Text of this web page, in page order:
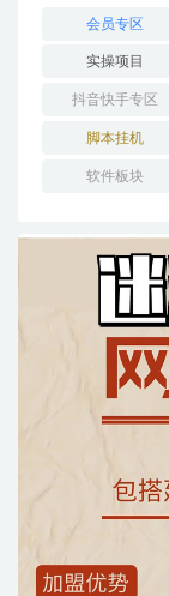
会员专区
实操项目
抖音快手专区
脚本挂机
软件板块